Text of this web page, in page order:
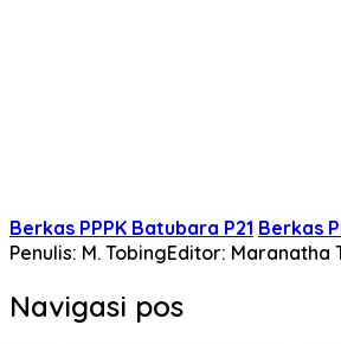
Berkas PPPK Batubara P21 Berkas
Penulis: M. TobingEditor: Maranatha
Navigasi pos